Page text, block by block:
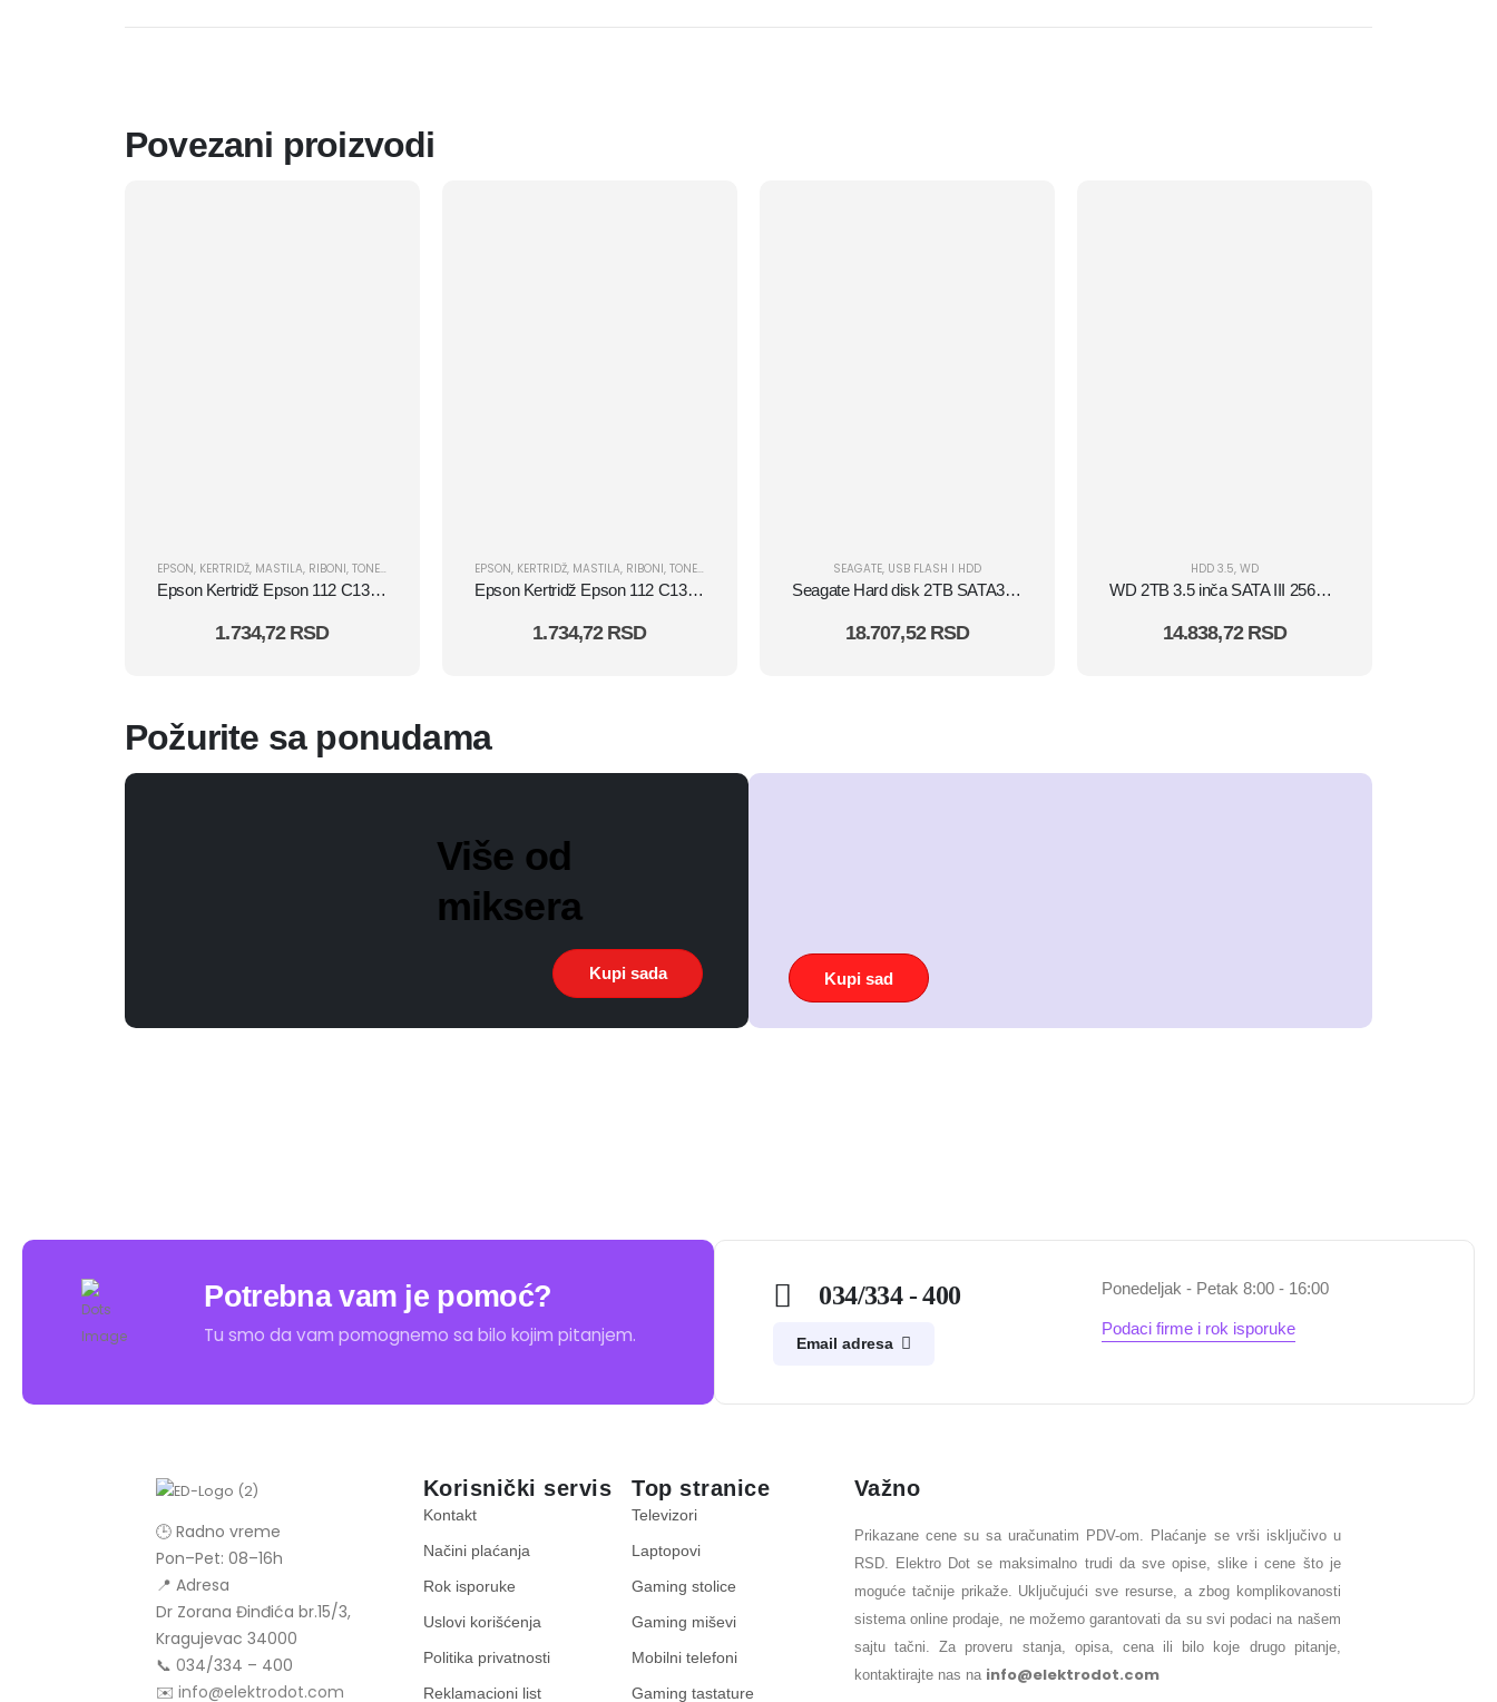
Povezani proizvodi
EPSON, KERTRIDŽ, MASTILA, RIBONI, TONERI
Epson Kertridž Epson 112 C13T06C24A cyan
1.734,72 RSD
EPSON, KERTRIDŽ, MASTILA, RIBONI, TONERI
Epson Kertridž Epson 112 C13T06C34A magenta
1.734,72 RSD
SEAGATE, USB FLASH I HDD
Seagate Hard disk 2TB SATA3 Seagate Ironwolf 256MB ST2000VN003
18.707,52 RSD
HDD 3.5, WD
WD 2TB 3.5 inča SATA III 256MB 7.200rpm WD20EZBX Blue hard disk
14.838,72 RSD
Požurite sa ponudama
Više od
miksera
Kupi sada Kupi sad
Potrebna vam je pomoć?
Tu smo da vam pomognemo sa bilo kojim pitanjem.
034/334 - 400
Email adresa
Ponedeljak - Petak 8:00 - 16:00
Podaci firme i rok isporuke
🕒 Radno vreme
Pon–Pet: 08–16h
📍 Adresa
Dr Zorana Đinđića br.15/3,
Kragujevac 34000
📞034/334 – 400
✉️info@elektrodot.com
Korisnički servis
Kontakt
Načini plaćanja
Rok isporuke
Uslovi korišćenja
Politika privatnosti
Reklamacioni list
Top stranice
Televizori
Laptopovi
Gaming stolice
Gaming miševi
Mobilni telefoni
Gaming tastature
Važno
Prikazane cene su sa uračunatim PDV-om. Plaćanje se vrši isključivo u
RSD. Elektro Dot se maksimalno trudi da sve opise, slike i cene što je
moguće tačnije prikaže. Uključujući sve resurse, a zbog komplikovanosti
sistema online prodaje, ne možemo garantovati da su svi podaci na našem
sajtu tačni. Za proveru stanja, opisa, cena ili bilo koje drugo pitanje,
kontaktirajte nas na info@elektrodot.com